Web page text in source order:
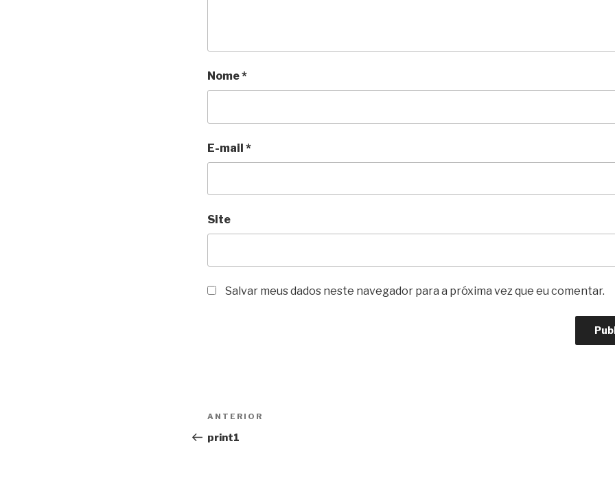
Nome*
E-mail *
Site
Salvar meus dados neste navegador para a próxima vez que eu comentar.
Navegação
de
Post
anterior
ANTERIOR
print1